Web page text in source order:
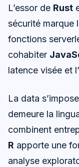
L’essor de Rust
sécurité marque
fonctions
cohabiter
latence visée et
La data
demeure la
combinent
R apporte une
analyse